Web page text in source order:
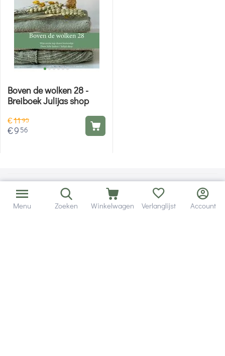
Boven de wolken 28 -
Breiboek Julijas shop
€1195
€9 56
Menu Zoeken Winkelwagen Verlanglijst Account